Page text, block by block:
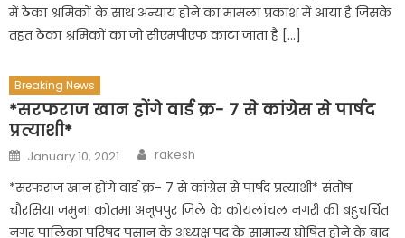
में ठेका श्रमिकों के साथ अन्याय होने का मामला प्रकाश में आया है जिसके
तहत ठेका श्रमिकों का जो सीएमपीएफ काटा जाता है […]
Breaking News
*सरफराज खान होंगे वार्ड क्र- 7 से कांग्रेस से पार्षद
प्रत्याशी*
Posted
on
January 10, 2021 Author
rakesh
*सरफराज खान होंगे वार्ड क्र- 7 से कांग्रेस से पार्षद प्रत्याशी* संतोष
चौरसिया जमुना कोतमा अनूपपुर जिले के कोयलांचल नगरी की बहुचर्चित
नगर पालिका परिषद पसान के अध्यक्ष पद के सामान्य घोषित होने के बाद